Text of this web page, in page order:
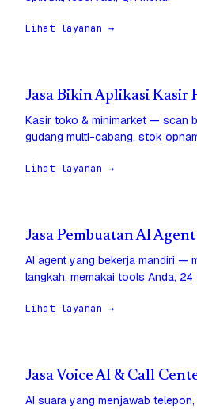
Lihat layanan →
Jasa Bikin Aplikasi Kasir
Kasir toko & minimarket — scan
gudang multi-cabang, stok
Lihat layanan →
Jasa Pembuatan AI
AI agent yang bekerja mandiri —
langkah, memakai tools Anda,
Lihat layanan →
Jasa Voice AI & Call
AI suara yang menjawab